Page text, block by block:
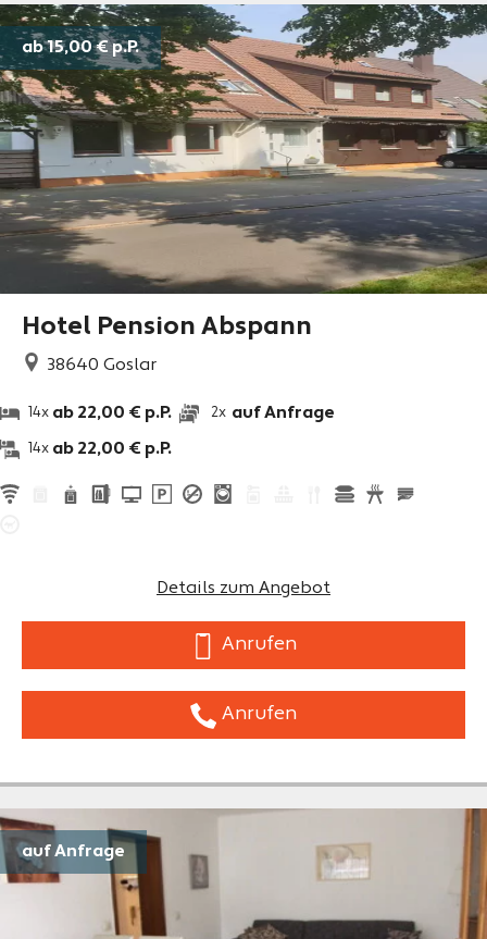
Hotel Pension Abspann
38640 Goslar
14x ab 22,00 € p.P.
14x ab 22,00 € p.P.
2x auf Anfrage
Details zum Angebot
Anrufen
Anrufen
ab 15,00 € p.P.
auf Anfrage